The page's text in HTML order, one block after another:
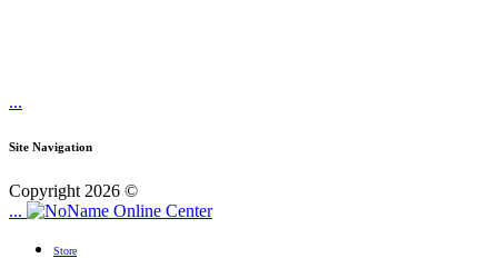
...
Site Navigation
Copyright 2026 ©
...
Online Center
Store